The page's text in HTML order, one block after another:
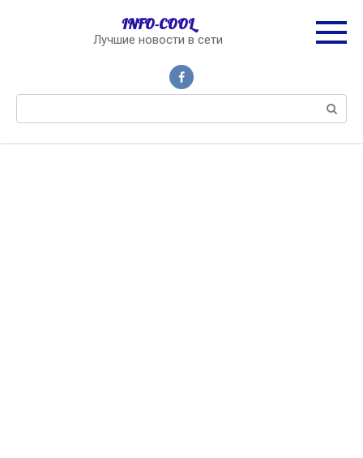
INFO-COOL
Лучшие новости в сети